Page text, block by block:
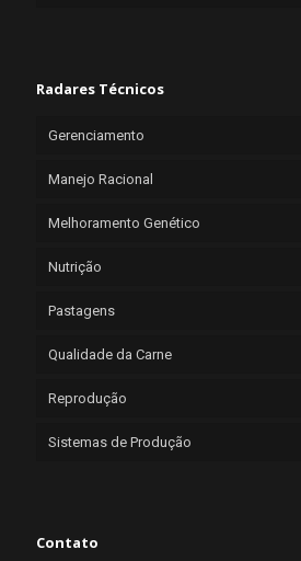
Radares Técnicos
Gerenciamento
Manejo Racional
Melhoramento Genético
Nutrição
Pastagens
Qualidade da Carne
Reprodução
Sistemas de Produção
Contato